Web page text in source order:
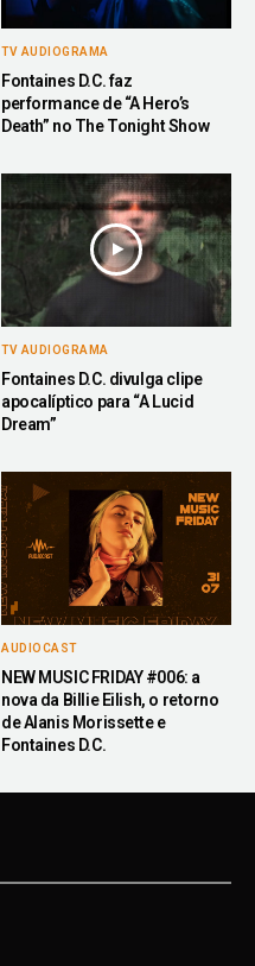
TV AUDIOGRAMA
Fontaines D.C. faz
performance de “A Hero’s
Death” no The Tonight Show
TV AUDIOGRAMA
Fontaines D.C. divulga clipe
apocalíptico para “A Lucid
Dream”
AUDIOCAST
NEW MUSIC FRIDAY #006: a
nova da Billie Eilish, o retorno
de Alanis Morissette e
Fontaines D.C.